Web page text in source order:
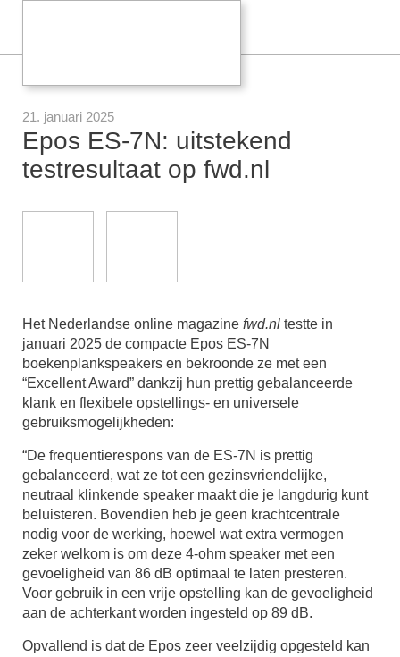
21. januari 2025
Epos ES-7N: uitstekend
testresultaat op fwd.nl
Het Nederlandse online magazine fwd.nl testte in
januari 2025 de compacte Epos ES-7N
boekenplankspeakers en bekroonde ze met een
“Excellent Award” dankzij hun prettig gebalanceerde
klank en flexibele opstellings- en universele
gebruiksmogelijkheden:
“De frequentierespons van de ES-7N is prettig
gebalanceerd, wat ze tot een gezinsvriendelijke,
neutraal klinkende speaker maakt die je langdurig kunt
beluisteren. Bovendien heb je geen krachtcentrale
nodig voor de werking, hoewel wat extra vermogen
zeker welkom is om deze 4-ohm speaker met een
gevoeligheid van 86 dB optimaal te laten presteren.
Voor gebruik in een vrije opstelling kan de gevoeligheid
aan de achterkant worden ingesteld op 89 dB.
Opvallend is dat de Epos zeer veelzijdig opgesteld kan